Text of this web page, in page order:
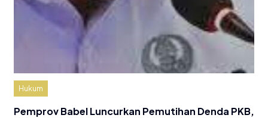
Hukum
Pemprov Babel Luncurkan Pemutihan Denda PKB,